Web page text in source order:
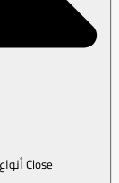
Close أنواع الأعمال